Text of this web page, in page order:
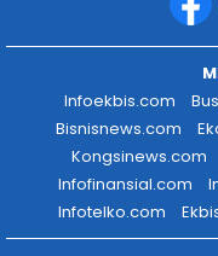
Infoekbis.com
Bisnisnews.com
Kongsinews.com
Infofinansial.com
Infotelko.com